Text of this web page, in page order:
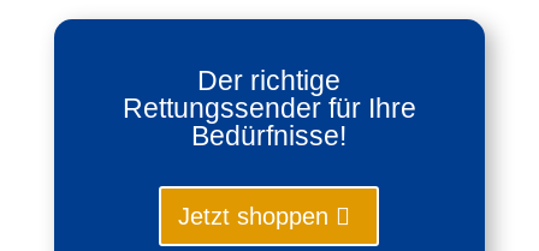
Der richtige
Rettungssender für Ihre
Bedürfnisse!
Jetzt shoppen